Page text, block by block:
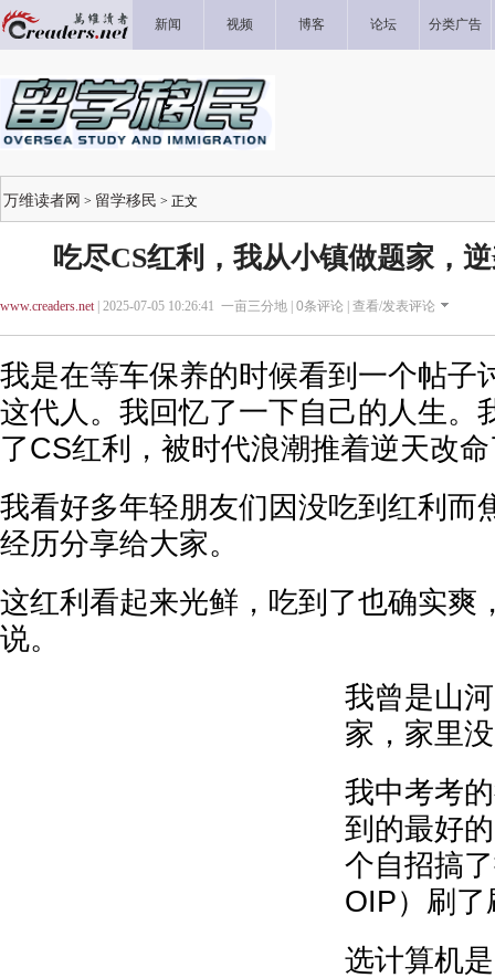
新闻 视频 博客 论坛 分类广告
万维读者网 > 留学移民 > 正文
吃尽CS红利，我从小镇做题家，
www.creaders.net| 2025-07-05 10:26:41 一亩三分地 | 0条评论 | 查看/发表评论
我是在等车保养的时候看到一个帖子
这代人。我回忆了一下自己的人生。
了CS红利，被时代浪潮推着逆天改
我看好多年轻朋友们因没吃到红利而
经历分享给大家。
这红利看起来光鲜，吃到了也确实爽
说。
我曾是山
家，家里
我中考考
到的最好
个自招搞
OIP）刷了
选计算机